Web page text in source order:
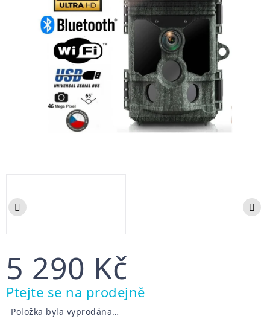
5 290 Kč
Měrná
cena:
Ptejte se na prodejně
Položka byla vyprodána…